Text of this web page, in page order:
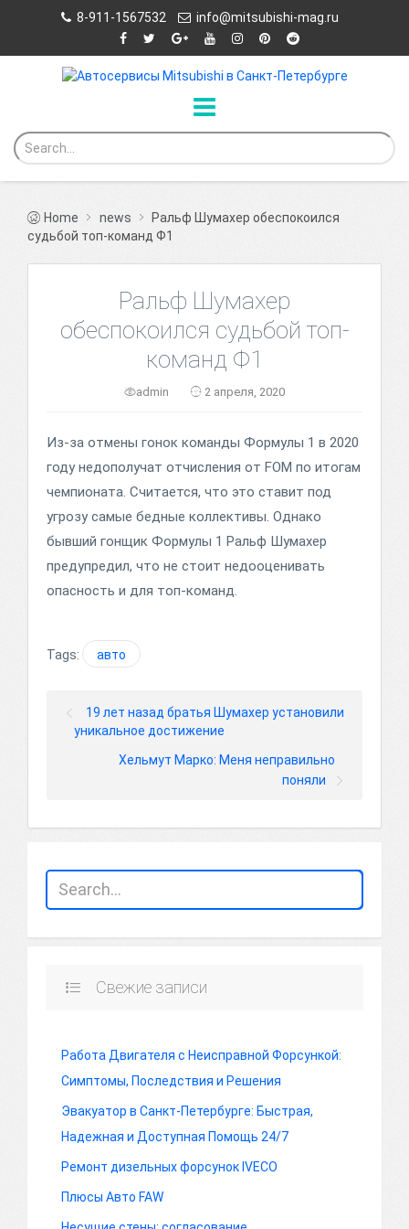
8-911-1567532 info@mitsubishi-mag.ru
Home news
Ральф Шумахер обеспокоился
судьбой топ-команд Ф1
Ральф Шумахер
обеспокоился судьбой топ-
команд Ф1
admin 2 апреля, 2020
Из-за отмены гонок команды Формулы 1 в 2020
году недополучат отчисления от FOM по итогам
чемпионата. Считается, что это ставит под
угрозу самые бедные коллективы. Однако
бывший гонщик Формулы 1 Ральф Шумахер
предупредил, что не стоит недооценивать
опасность и для топ-команд.
Tags: авто
19 лет назад братья Шумахер установили
уникальное достижение
Хельмут Марко: Меня неправильно
поняли
Свежие записи
Работа Двигателя с Неисправной Форсункой:
Симптомы, Последствия и Решения
Эвакуатор в Санкт-Петербурге: Быстрая,
Надежная и Доступная Помощь 24/7
Ремонт дизельных форсунок IVECO
Плюсы Авто FAW